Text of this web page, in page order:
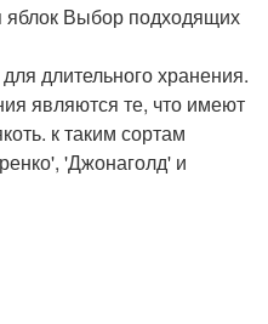
Выбор подходящих
длительного хранения.
являются те, что имеют
к таким сортам
'Джонаголд' и